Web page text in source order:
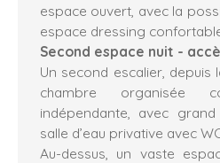
espace ouvert, avec la
espace dressing
Second espace nuit -
Un second escalier, depuis
chambre organisée
indépendante, avec
salle d’eau privative avec
Au-dessus, un vaste